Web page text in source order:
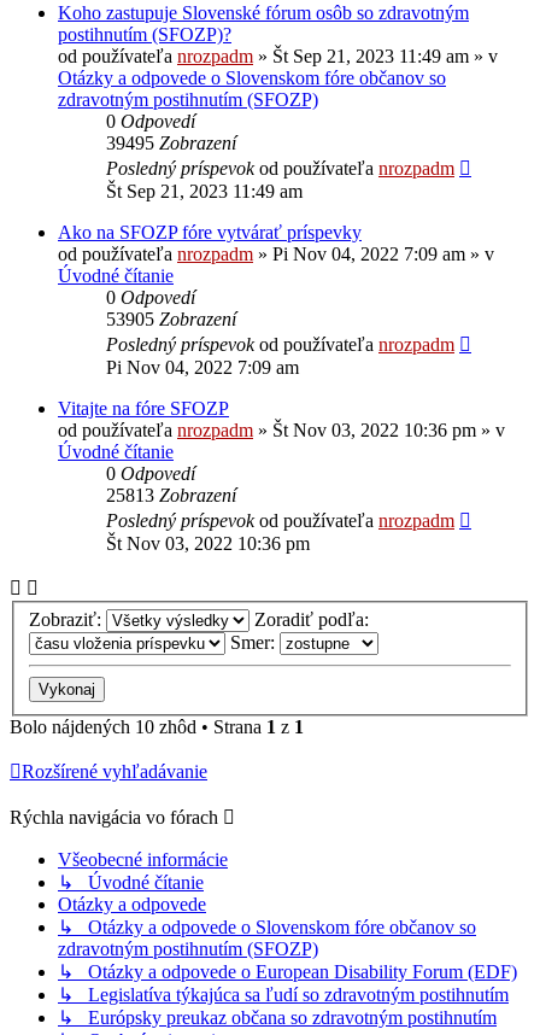
Koho zastupuje Slovenské fórum osôb so zdravotným
postihnutím (SFOZP)?
od používateľa nrozpadm » Št Sep 21, 2023 11:49 am » v
Otázky a odpovede o Slovenskom fóre občanov so
zdravotným postihnutím (SFOZP)
0 Odpovedí
39495 Zobrazení
Posledný príspevokod používateľa nrozpadm
Št Sep 21, 2023 11:49 am
Ako na SFOZP fóre vytvárať príspevky
od používateľa nrozpadm » Pi Nov 04, 2022 7:09 am » v
Úvodné čítanie
0 Odpovedí
53905 Zobrazení
Posledný príspevokod používateľa nrozpadm
Pi Nov 04, 2022 7:09 am
Vitajte na fóre SFOZP
od používateľa nrozpadm » Št Nov 03, 2022 10:36 pm » v
Úvodné čítanie
0 Odpovedí
25813 Zobrazení
Posledný príspevokod používateľa nrozpadm
Št Nov 03, 2022 10:36 pm
Zobraziť:
Zoradiť podľa:
Smer:
Bolo nájdených 10 zhôd • Strana 1 z 1
Rozšírené vyhľadávanie
Rýchla navigácia vo fórach
Všeobecné informácie
↳ Úvodné čítanie
Otázky a odpovede
↳ Otázky a odpovede o Slovenskom fóre občanov so
zdravotným postihnutím (SFOZP)
↳ Otázky a odpovede o European Disability Forum (EDF)
↳ Legislatíva týkajúca sa ľudí so zdravotným postihnutím
↳ Európsky preukaz občana so zdravotným postihnutím